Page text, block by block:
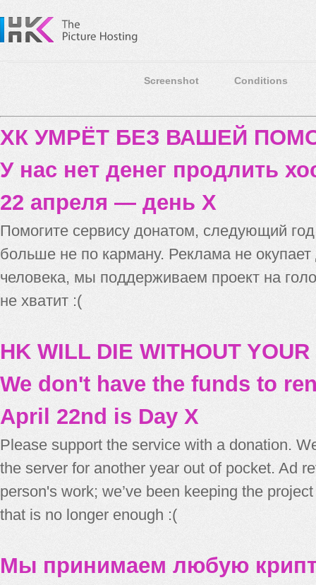
Screenshot Conditions
ХК УМРЁТ БЕЗ ВАШЕЙ
У нас нет денег продлить
22 апреля — день X
Помогите сервису донатом, следующий
больше не по карману. Реклама не
человека, мы поддерживаем проект на
не хватит :(
HK WILL DIE WITHOUT
We don't have the funds to
April 22nd is Day X
Please support the service with a donation.
the server for another year out of pocket. Ad
person's work; we’ve been keeping the
that is no longer enough :(
Мы принимаем любую